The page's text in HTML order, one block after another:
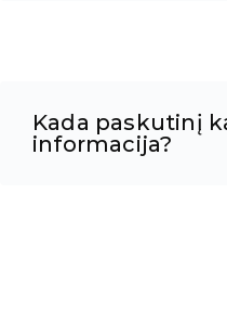
Kada paskutinį
informacija?